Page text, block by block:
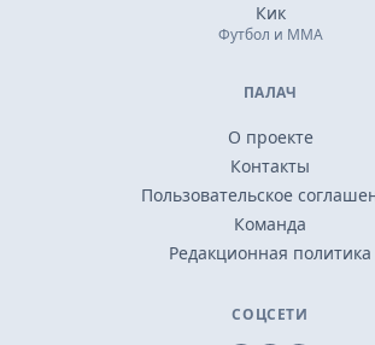
Кик
Футбол и ММА
ПАЛАЧ
О проекте
Контакты
Пользовательское
Команда
Редакционная политика
СОЦСЕТИ